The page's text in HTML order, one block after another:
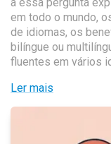
em todo o mundo,
de idiomas, os
bilíngue ou
fluentes em vários
Ler mais